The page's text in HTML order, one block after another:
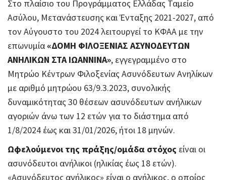
Στο πλαίσιο του Προγράμματος Ελλάδας Ταμείο
Ασύλου, Μετανάστευσης και Ένταξης 2021-2027, από
τον Αύγουστο του 2024 λειτουργεί το ΚΦΑΑ με την
επωνυμία«ΔΟΜΗ ΦΙΛΟΞΕΝΙΑΣ ΑΣΥΝΟΔΕΥΤΩΝ
ΑΝΗΛΙΚΩΝ ΣΤΑ ΙΩΑΝΝΙΝΑ», εγγεγραμμένο στο
Μητρώο Κέντρων Φιλοξενίας Ασυνόδευτων Ανηλίκων
με αριθμό μητρώου 63/9.3.2023, συνολικής
δυναμικότητας 30 θέσεων ασυνόδευτων ανήλικων
αγοριών άνω των 12 ετών για το διάστημα από
1/8/2024 έως και 31/01/2026, ήτοι 18 μηνών.
Ωφελούμενοι της πράξης/ομάδα στόχος είναι οι
ασυνόδευτοι ανήλικοι (ηλικίας έως 18 ετών).
«Ασυνόδευτος ανήλικος» είναι ο ανήλικος, ο οποίος